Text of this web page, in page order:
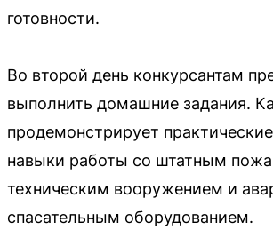
готовности.
Во второй день конкурсантам
выполнить домашние задания.
продемонстрирует
навыки работы со штатным
техническим вооружением и
спасательным оборудованием.